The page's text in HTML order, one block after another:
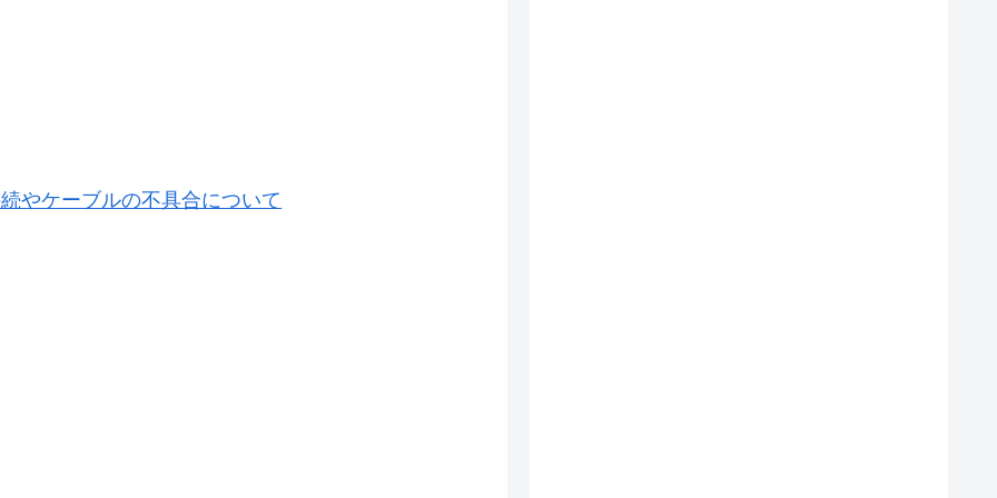
やケーブルの不具合について